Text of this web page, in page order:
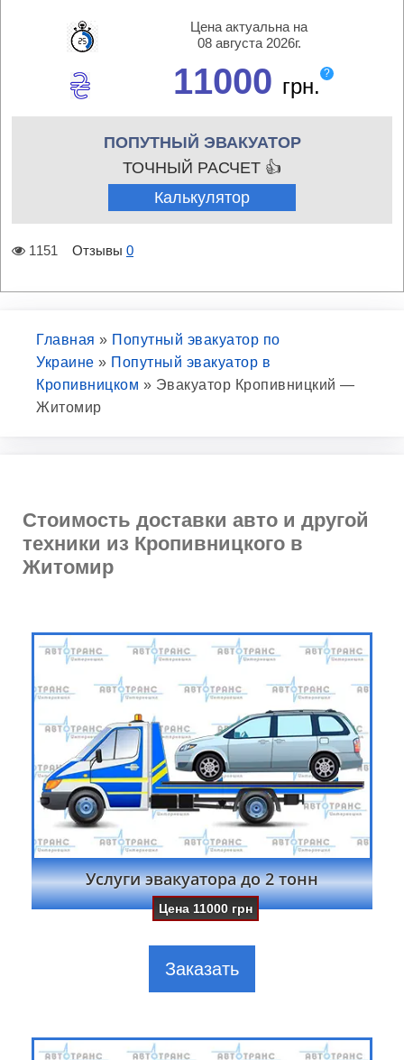
Цена актуальна на
08 августа 2026г.
11000 грн.
?
ПОПУТНЫЙ ЭВАКУАТОР
ТОЧНЫЙ РАСЧЕТ 👍
Калькулятор
1151 Отзывы 0
Главная » Попутный эвакуатор по
Украине » Попутный эвакуатор в
Кропивницком » Эвакуатор Кропивницкий —
Житомир
Стоимость доставки авто и другой
техники из Кропивницкого в
Житомир
Услуги эвакуатора до 2 тонн
Цена11000 грн
Заказать